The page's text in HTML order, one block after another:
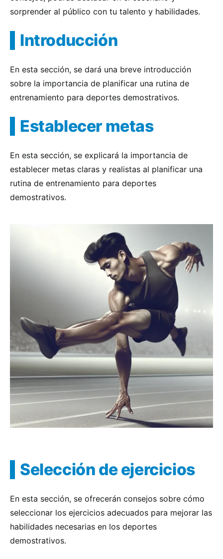
sorprender al público con tu talento y habilidades.
Introducción
En esta sección, se dará una breve introducción
sobre la importancia de planificar una rutina de
entrenamiento para deportes demostrativos.
Establecer metas
En esta sección, se explicará la importancia de
establecer metas claras y realistas al planificar una
rutina de entrenamiento para deportes
demostrativos.
Selección de ejercicios
En esta sección, se ofrecerán consejos sobre cómo
seleccionar los ejercicios adecuados para mejorar las
habilidades necesarias en los deportes
demostrativos.